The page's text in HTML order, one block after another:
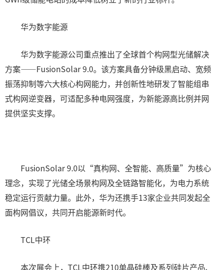
华为数字能源
华为数字能源公司重点推出了全球首个构网型光储解决
方案——FusionSolar 9.0。该方案具备分钟级黑启动、宽频
振荡抑制等六大核心构网能力，并创新性地研发了智能组串
式构网逆变器，可适配多种电网强度，为新能源高比例并网
提供坚实支撑。
FusionSolar 9.0以“真构网、全智能、高质量”为核心
理念，实现了光储全场景构网及全链路智能化，为电力系统
稳定运行贡献力量。此外，华为还携手13家企业共同发起全
面构网倡议，共同开启能源新时代。
TCL中环
本次展会上，TCL中环携210单晶硅棒及系列硅片产品、